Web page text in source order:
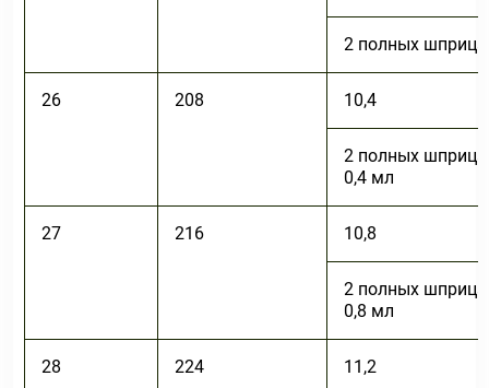
2 полных шприца
26 208 10,4
2 полных шприца
0,4 мл
27 216 10,8
2 полных шприца
0,8 мл
28 224 11,2